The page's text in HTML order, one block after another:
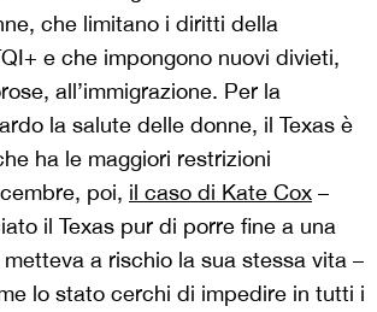
che limitano i diritti della
e che impongono nuovi divieti,
all’immigrazione. Per la
la salute delle donne, il Texas è
ha le maggiori restrizioni
poi, il caso di Kate Cox –
il Texas pur di porre fine a una
a rischio la sua stessa vita –
lo stato cerchi di impedire in tutti i